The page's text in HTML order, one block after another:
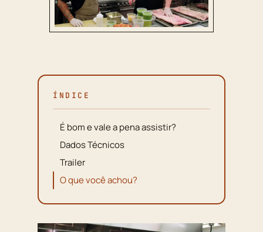
ÍNDICE
É bom e vale a pena assistir?
Dados Técnicos
Trailer
O que você achou?